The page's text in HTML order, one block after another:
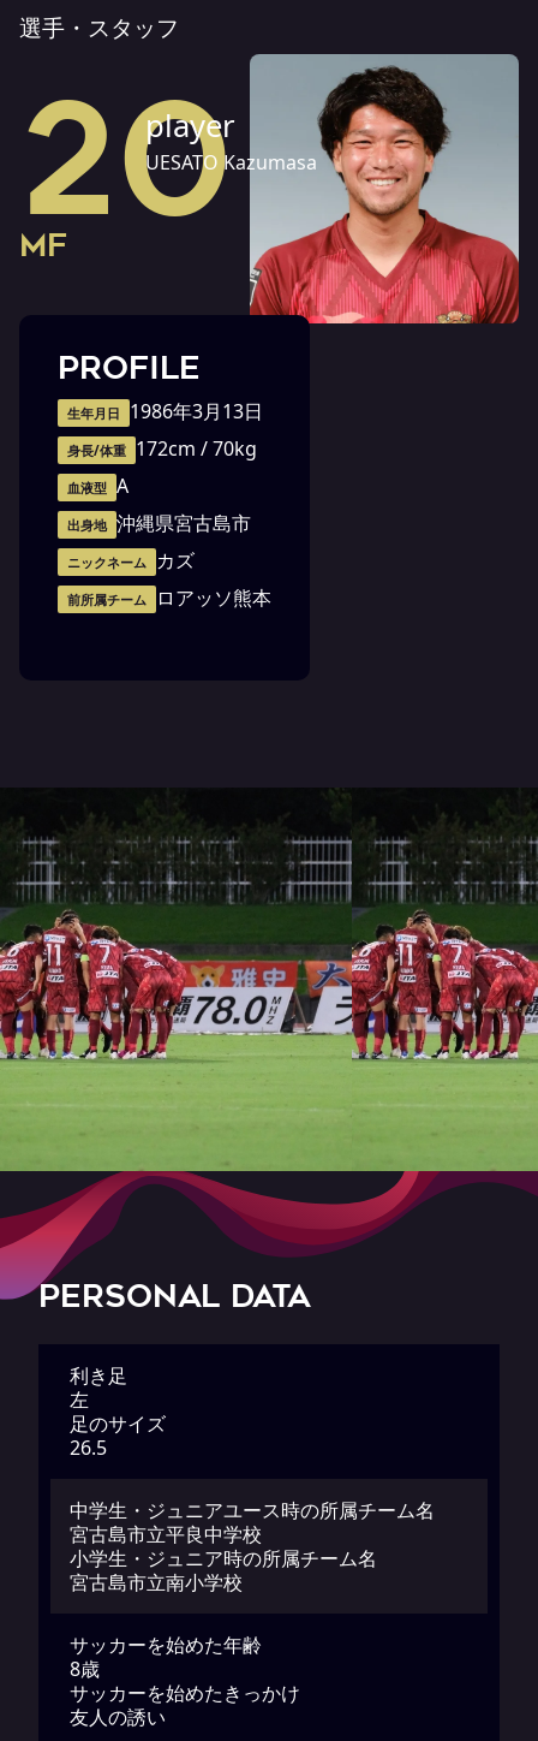
選手・スタッフ
20
player
UESATO Kazumasa
MF
PROFILE
生年月日 1986年3月13日
身長/体重 172cm / 70kg
血液型 A
出身地 沖縄県宮古島市
ニックネーム カズ
前所属チーム ロアッソ熊本
PERSONAL DATA
利き足
左
足のサイズ
26.5
中学生・ジュニアユース時の所属チーム名
宮古島市立平良中学校
小学生・ジュニア時の所属チーム名
宮古島市立南小学校
サッカーを始めた年齢
8歳
サッカーを始めたきっかけ
友人の誘い